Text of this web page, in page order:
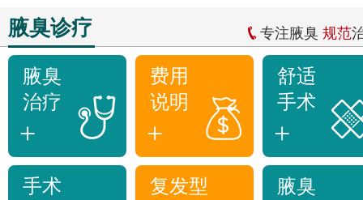
腋臭诊疗 专注腋臭 规范
腋臭
治疗
+
费用
说明
+
舒适
手术
+
手术
复发型
腋臭